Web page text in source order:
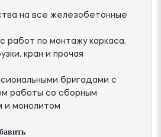
на все железобетонные
работ по монтажу каркаса,
кран и прочая
бригадами с
работы со сборным
и монолитом